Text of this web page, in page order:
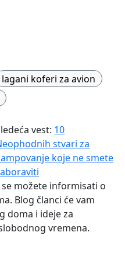
lagani koferi za avion
vest: 10
stvari za
koje ne smete
možete informisati o
Blog članci će vam
doma i ideje za
vremena.